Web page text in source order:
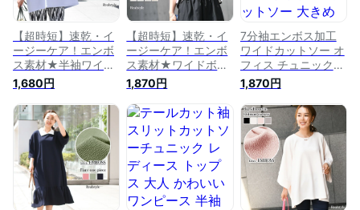
【超時短】速乾・イ
ージーケア！エンボ
ス素材★半袖ワイド
カットソー レディー
ス トップス Tシャツ
速乾 半袖 5分袖 ロン
グ丈 チュニック ゆ
ったり 大きめ 大き
いサイズ 体型カバー
カジュアル ルーズ
無地 旅行 涼しい メ
ール便
1,680円
【超時短】速乾・イ
ージーケア！エンボ
ス素材★ワイドボー
ダー半袖カットソー
レディース トップス
Tシャツ 速乾 半袖 5
分袖 ゆったり 大き
め ボーダー 柄 太ボ
ーダー バイカラー
ツートンカラー 体型
カバー ルーズ 涼し
い メール便
1,870円
7分袖エンボス加工
ワイドカットソー オ
フィス チュニック
レディース トップス
カットソー 大きめ
ゆったり 5分袖 五分
袖 半袖 長袖 Tシャツ
無地 シンプル オー
バーサイズ リラック
ス 体型カバー ワン
ピース ミニ ワッフ
ル調 メール便
1,870円